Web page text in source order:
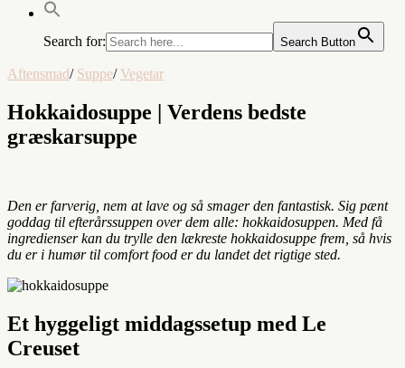
Search for: Search Button
Aftensmad/ Suppe/ Vegetar
Hokkaidosuppe | Verdens bedste
græskarsuppe
Den er farverig, nem at lave og så smager den fantastisk. Sig pænt
goddag til efterårssuppen over dem alle: hokkaidosuppen. Med få
ingredienser kan du trylle den lækreste hokkaidosuppe frem, så hvis
du er i humør til comfort food er du landet det rigtige sted.
Et hyggeligt middagssetup med Le
Creuset